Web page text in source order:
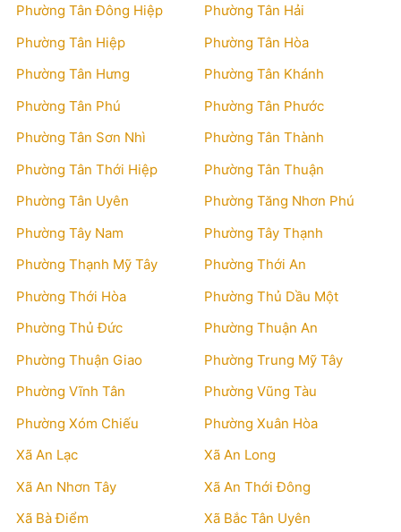
Phường Tân Đông Hiệp
Phường Tân Hải
Phường Tân Hiệp
Phường Tân Hòa
Phường Tân Hưng
Phường Tân Khánh
Phường Tân Phú
Phường Tân Phước
Phường Tân Sơn Nhì
Phường Tân Thành
Phường Tân Thới Hiệp
Phường Tân Thuận
Phường Tân Uyên
Phường Tăng Nhơn Phú
Phường Tây Nam
Phường Tây Thạnh
Phường Thạnh Mỹ Tây
Phường Thới An
Phường Thới Hòa
Phường Thủ Dầu Một
Phường Thủ Đức
Phường Thuận An
Phường Thuận Giao
Phường Trung Mỹ Tây
Phường Vĩnh Tân
Phường Vũng Tàu
Phường Xóm Chiếu
Phường Xuân Hòa
Xã An Lạc
Xã An Long
Xã An Nhơn Tây
Xã An Thới Đông
Xã Bà Điểm
Xã Bắc Tân Uyên